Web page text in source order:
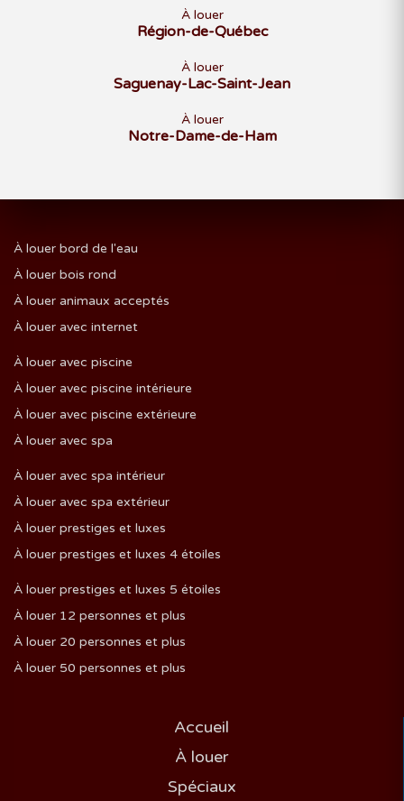
À louer
Région-de-Québec
À louer
Saguenay-Lac-Saint-Jean
À louer
Notre-Dame-de-Ham
À louer bord de l'eau
À louer bois rond
À louer animaux acceptés
À louer avec internet
À louer avec piscine
À louer avec piscine intérieure
À louer avec piscine extérieure
À louer avec spa
À louer avec spa intérieur
À louer avec spa extérieur
À louer prestiges et luxes
À louer prestiges et luxes 4 étoiles
À louer prestiges et luxes 5 étoiles
À louer 12 personnes et plus
À louer 20 personnes et plus
À louer 50 personnes et plus
Accueil
À louer
Spéciaux